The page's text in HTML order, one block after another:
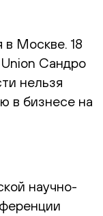
в Москве. 18
Сандро
нельзя
в бизнесе на
научно-